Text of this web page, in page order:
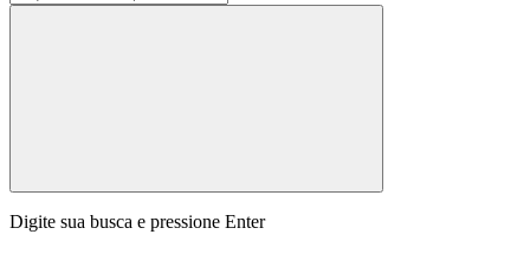
Digite sua busca e pressione Enter